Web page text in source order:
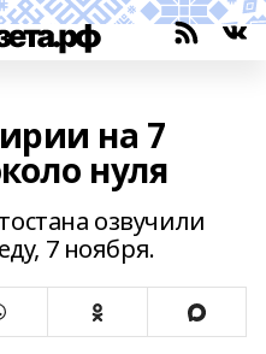
на 7
нуля
озвучили
7 ноября.